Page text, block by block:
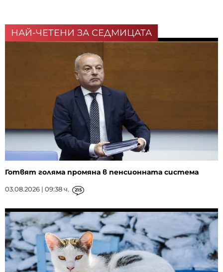
НАЙ-ЧЕТЕНИ ЗА СЕДМИЦАТА
Готвят голяма промяна в пенсионната система
03.08.2026 | 09:38 ч. 215